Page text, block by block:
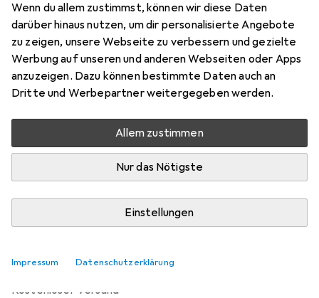
Wenn du allem zustimmst, können wir diese Daten
darüber hinaus nutzen, um dir personalisierte Angebote
zu zeigen, unsere Webseite zu verbessern und gezielte
Werbung auf unseren und anderen Webseiten oder Apps
anzuzeigen. Dazu können bestimmte Daten auch an
Dritte und Werbepartner weitergegeben werden.
Allem zustimmen
Nur das Nötigste
Einstellungen
Impressum Datenschutzerklärung
25 cm
Preis in EUR inkl. MwSt.
Bewertungen
Zwischen Di, 11.8. und Do, 13.8. geliefert
Nur 4 Stück an Lager beim Lieferanten
Lieferort angeben für genaue Lieferzeit
In den Warenkorb
kostenloser Versand